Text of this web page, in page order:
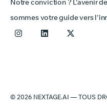
Notre conviction ? L'avenir
sommes votre guide vers
© 2026 NEXTAGE.AI — TOUS